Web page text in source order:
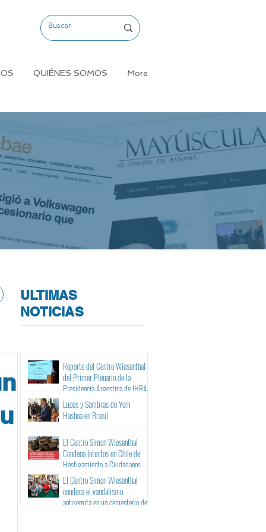
QUIÉNES SOMOS More
ULTIMAS
NOTICIAS
Reporte del Centro Wiesenthal
del Primer Plenario de la
Presidencia Argentina de IHRA
Luces y Sombras de Yom
Hashoa en Brasil
El Centro Simon Wiesenthal
Condena Intentos en Chile de
Hostigamiento a Ciudadanos
Israelíes y Binacionales ante sus
Tribunales
El Centro Simon Wiesenthal
condena el vandalismo
antisemita en un cementerio de